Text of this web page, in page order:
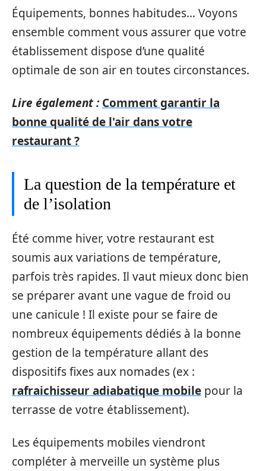
Équipements, bonnes habitudes… Voyons
ensemble comment vous assurer que votre
établissement dispose d’une qualité
optimale de son air en toutes circonstances.
Lire également : Comment garantir la
bonne qualité de l'air dans votre
restaurant ?
La question de la température et
de l’isolation
Été comme hiver, votre restaurant est
soumis aux variations de température,
parfois très rapides. Il vaut mieux donc bien
se préparer avant une vague de froid ou
une canicule ! Il existe pour se faire de
nombreux équipements dédiés à la bonne
gestion de la température allant des
dispositifs fixes aux nomades (ex :
rafraichisseur adiabatique mobile pour la
terrasse de votre établissement).
Les équipements mobiles viendront
compléter à merveille un système plus